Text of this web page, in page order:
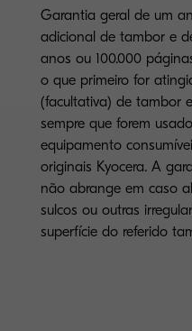
Garantia geral de um
adicional de tambor e
anos ou 100.000
o que primeiro for
(facultativa) de tambor
sempre que forem
equipamento
originais Kyocera. A
não abrange em caso
sulcos ou outras
superfície do referido